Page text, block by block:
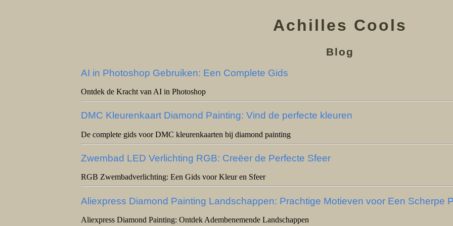
Achilles Cools
Blog
AI in Photoshop Gebruiken: Een Complete Gids
Ontdek de Kracht van AI in Photoshop
DMC Kleurenkaart Diamond Painting: Vind de perfecte kleuren
De complete gids voor DMC kleurenkaarten bij diamond painting
Zwembad LED Verlichting RGB: Creëer de Perfecte Sfeer
RGB Zwembadverlichting: Een Gids voor Kleur en Sfeer
Aliexpress Diamond Painting Landschappen: Prachtige Motieven voor Een Scherpe
Aliexpress Diamond Painting: Ontdek Adembenemende Landschappen